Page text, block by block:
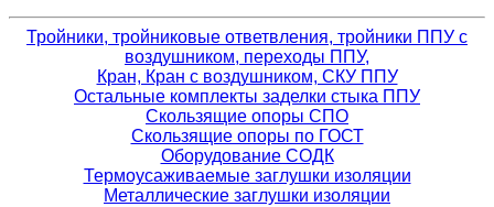
Тройники, тройниковые ответвления, тройники ППУ с
воздушником, переходы ППУ,
Кран, Кран с воздушником, СКУ ППУ
Остальные комплекты заделки стыка ППУ
Скользящие опоры СПО
Скользящие опоры по ГОСТ
Оборудование СОДК
Термоусаживаемые заглушки изоляции
Металлические заглушки изоляции